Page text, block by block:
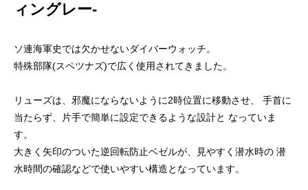
ィングレー-
ソ連海軍史では欠かせないダイバーウォッチ。
特殊部隊(スペツナズ)で広く使用されてきました。
リューズは、邪魔にならないように2時位置に移動させ、 手首に
当たらず、片手で簡単に設定できるような設計と なっていま
す。
大きく矢印のついた逆回転防止ベゼルが、見やすく潜水時の 潜
水時間の確認などで使いやすい構造となっています。